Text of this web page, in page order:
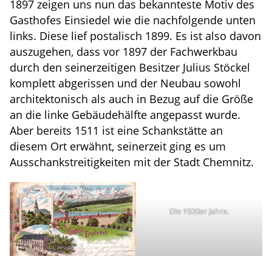
1897 zeigen uns nun das bekannteste Motiv des
Gasthofes Einsiedel wie die nachfolgende unten
links. Diese lief postalisch 1899. Es ist also davon
auszugehen, dass vor 1897 der Fachwerkbau
durch den seinerzeitigen Besitzer Julius Stöckel
komplett abgerissen und der Neubau sowohl
architektonisch als auch in Bezug auf die Größe
an die linke Gebäudehälfte angepasst wurde.
Aber bereits 1511 ist eine Schankstätte an
diesem Ort erwähnt, seinerzeit ging es um
Ausschankstreitigkeiten mit der Stadt Chemnitz.
Die 1920er Jahre.